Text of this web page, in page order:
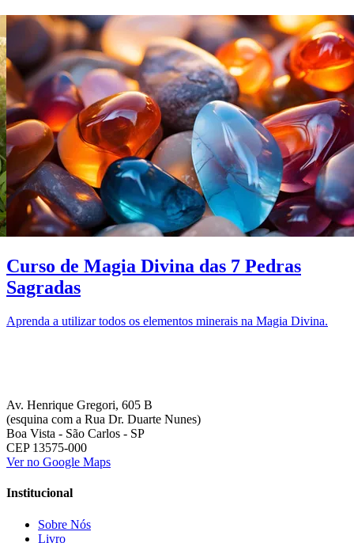
Curso de Magia Divina das 7 Pedras
Sagradas
Aprenda a utilizar todos os elementos minerais na Magia Divina.
Av. Henrique Gregori, 605 B
(esquina com a Rua Dr. Duarte Nunes)
Boa Vista - São Carlos - SP
CEP 13575-000
Ver no Google Maps
Institucional
Sobre Nós
Livro